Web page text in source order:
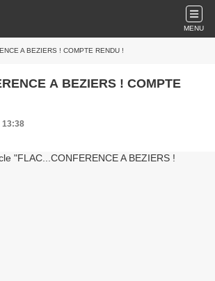
MENU
A BEZIERS ! COMPTE RENDU !
A BEZIERS ! COMPTE
13:38